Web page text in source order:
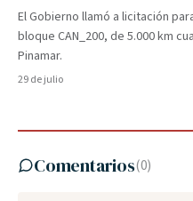
El Gobierno llamó a licitación
bloque CAN_200, de 5.000 km
Pinamar.
29 de julio
Comentarios(0)